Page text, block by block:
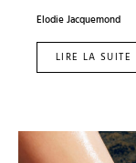
Elodie Jacquemond
LIRE LA SUITE